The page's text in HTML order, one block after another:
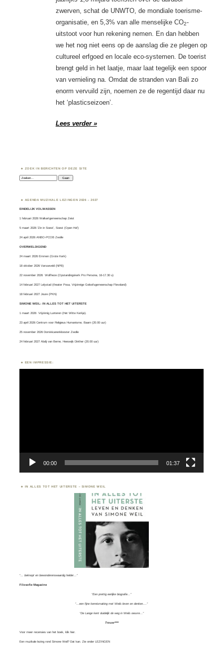
zwerven, schat de UNWTO, de mondiale toerisme-
organisatie, en 5,3% van alle menselijke CO2-
uitstoot voor hun rekening nemen. En dan hebben
we het nog niet eens op de aanslag die ze plegen op
cultureel erfgoed en locale eco-systemen. De toerist
brengt geld in het laatje, maar laat tegelijk een spoor
van vernieling na. Omdat de stranden van Bali zo
enorm vervuild zijn, noemen ze de regentijd daar nu
het ‘plasticseizoen’.
Lees verder »
ZOEK IN BERICHTEN OP DEZE SITE
Zoeken:
AGENDA MUZIKALE LEZINGEN 2026 – 2027
EINDELIJK VOLWASSEN
1 februari 2026 Walkartgemeenschap Zeist
5 maart 2026 ‘Zin in Soest’, Soest (Open Hof)
24 april 2026 ANBO-PCOB Zwolle
OVERWELDIGEND
24 maart 2026 Emmen (Grote Kerk)
18 oktober 2026 Varsseveld (NPB)
22 november 2026 Wolfheze (Opstandingskerk Pro Persona, 16-17.30 u)
14 februari 2027 Lelystad (theater Posa, Vrijzinnige Geloofsgemeenschap Flevoland)
18 februari 2027 Joure (PKN)
SIMONE WEIL: IN ALLES TOT HET UITERSTE
1 maart 2026Vrijzinnig Lunteren (Het Witte Kerkje).
23 april 2026 Centrum voor Religieus Humanisme, Baarn (20.00 uur)
25 november 2026 Dominicanenklooster Zwolle
24 februari 2027 Abdij van Berne, Heeswijk Dinther (20.00 uur)
EEN IMPRESSIE:
Videospeler
00:00 01:37
IN ALLES TOT HET UITERSTE – SIMONE WEIL
“… beknopt en bewonderenswaardig helder…”
Filosofie Magazine
“Een prettig eerlijke biografie…”
“…een fijne kennismaking met Weils leven en denken….”
“De Lange kent duidelijk de weg in Weils oeuvre…”
Trouw****
Voor meer recensies van het boek, klik hier.
Een muzikale lezing rond Simone Weil? Dat kan. Zie onderLEZINGEN